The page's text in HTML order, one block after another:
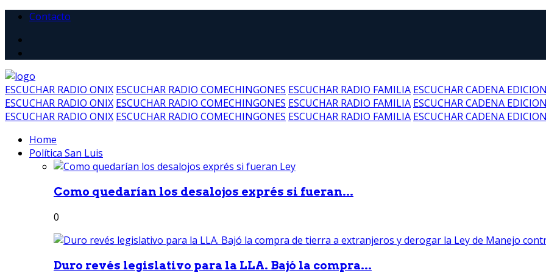
Contacto
ESCUCHAR RADIO ONIX ESCUCHAR RADIO COMECHINGONES ESCUCHAR RADIO FAMILIA ESCUCHAR CADENA EDICION
ESCUCHAR RADIO ONIX ESCUCHAR RADIO COMECHINGONES ESCUCHAR RADIO FAMILIA ESCUCHAR CADENA EDICION
ESCUCHAR RADIO ONIX ESCUCHAR RADIO COMECHINGONES ESCUCHAR RADIO FAMILIA ESCUCHAR CADENA EDICION
Home
Política San Luis
Como quedarían los desalojos exprés si fueran...
0
Duro revés legislativo para la LLA. Bajó la compra...